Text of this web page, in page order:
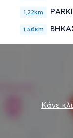
1,22km
1,36km
Κάνε